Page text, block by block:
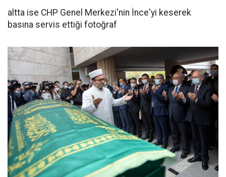
altta ise CHP Genel Merkezi'nin İnce'yi keserek
basına servis ettiği fotoğraf